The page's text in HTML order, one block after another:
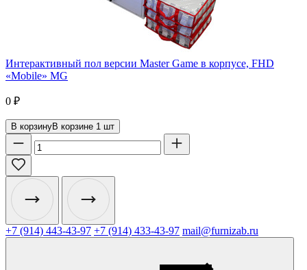
Интерактивный пол версии Master Game в корпусе, FHD
«Mobile» MG
0 ₽
В корзинуВ корзине 1 шт
+7 (914) 443-43-97 +7 (914) 433-43-97 mail@furnizab.ru